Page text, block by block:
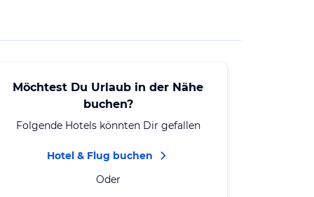
Möchtest Du Urlaub in der Nähe
buchen?
Folgende Hotels könnten Dir gefallen
Hotel & Flug buchen
Oder